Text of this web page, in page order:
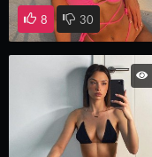
8 30